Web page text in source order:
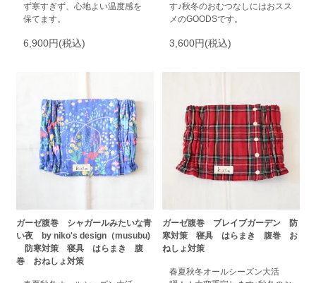
ず寒すぎず、心地よい温度感を
保てます。
6,900円(税込)
す♪秋冬のおむつなしにはおスス
メのGOODSです。
3,600円(税込)
ガーゼ腹巻 シャガールみたいな青
い夜 by niko's design（musubu)
防寒対策 寝具 はらまき 腹
巻 おねしょ対策
ガーゼ腹巻 ブレイブガーデン 防
寒対策 寝具 はらまき 腹巻 お
ねしょ対策
春夏秋冬オールシーズン大活